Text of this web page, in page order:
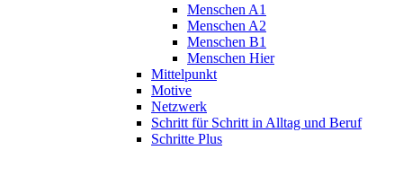
Menschen A1
Menschen A2
Menschen B1
Menschen Hier
Mittelpunkt
Motive
Netzwerk
Schritt für Schritt in Alltag und Beruf
Schritte Plus